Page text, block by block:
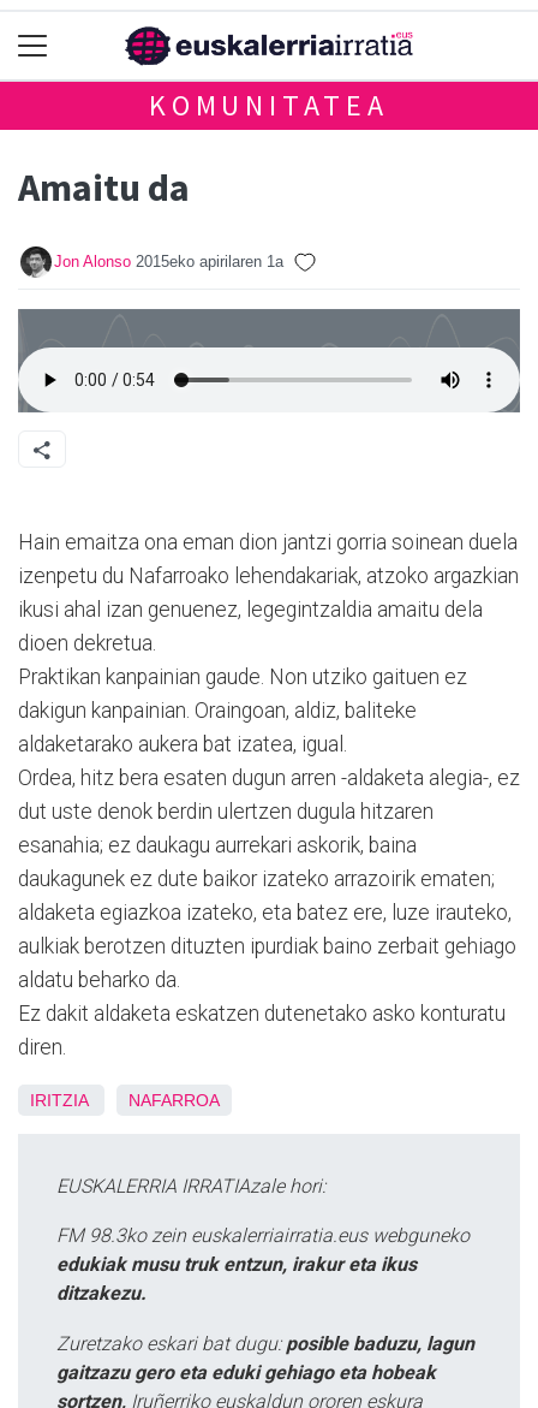
KOMUNITATEA
Amaitu da
Jon Alonso 2015eko apirilaren 1a
Hain emaitza ona eman dion jantzi gorria soinean duela
izenpetu du Nafarroako lehendakariak, atzoko argazkian
ikusi ahal izan genuenez, legegintzaldia amaitu dela
dioen dekretua.
Praktikan kanpainian gaude. Non utziko gaituen ez
dakigun kanpainian. Oraingoan, aldiz, baliteke
aldaketarako aukera bat izatea, igual.
Ordea, hitz bera esaten dugun arren -aldaketa alegia-, ez
dut uste denok berdin ulertzen dugula hitzaren
esanahia; ez daukagu aurrekari askorik, baina
daukagunek ez dute baikor izateko arrazoirik ematen;
aldaketa egiazkoa izateko, eta batez ere, luze irauteko,
aulkiak berotzen dituzten ipurdiak baino zerbait gehiago
aldatu beharko da.
Ez dakit aldaketa eskatzen dutenetako asko konturatu
diren.
IRITZIA NAFARROA
EUSKALERRIA IRRATIAzale hori:
FM 98.3ko zein euskalerriairratia.eus webguneko
edukiak musu truk entzun, irakur eta ikus
ditzakezu.
Zuretzako eskari bat dugu: posible baduzu, lagun
gaitzazu gero eta eduki gehiago eta hobeak
sortzen, Iruñerriko euskaldun ororen eskura